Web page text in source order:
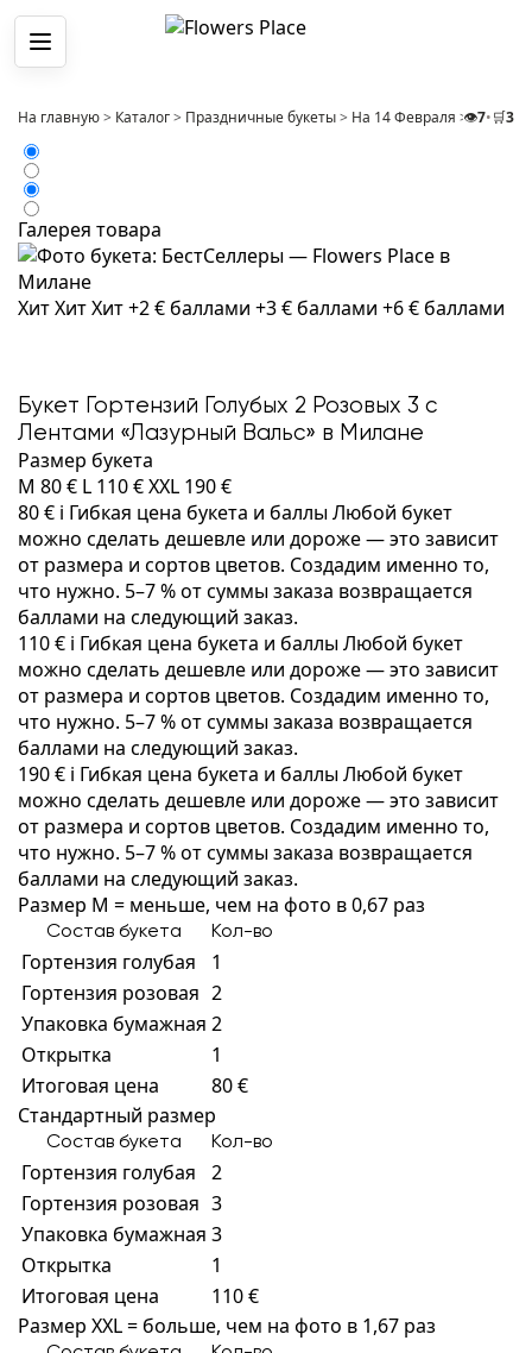
Меню
На главную> Каталог> Праздничные букеты> На 14 Февраля >Букет
👁️7•🛒3
Галерея товара
ХитХитХит+2 € баллами +3 € баллами +6 € баллами
Букет Гортензий Голубых 2 Розовых 3 с
Лентами «Лазурный Вальс» в Милане
Размер букета
M 80 € L 110 €XXL 190 €
80 € i Гибкая цена букета и баллыЛюбой букет
можно сделать дешевле или дороже — это зависит
от размера и сортов цветов. Создадим именно то,
что нужно. 5–7 % от суммы заказа возвращается
баллами на следующий заказ.
110 € i Гибкая цена букета и баллыЛюбой букет
можно сделать дешевле или дороже — это зависит
от размера и сортов цветов. Создадим именно то,
что нужно. 5–7 % от суммы заказа возвращается
баллами на следующий заказ.
190 € i Гибкая цена букета и баллыЛюбой букет
можно сделать дешевле или дороже — это зависит
от размера и сортов цветов. Создадим именно то,
что нужно. 5–7 % от суммы заказа возвращается
баллами на следующий заказ.
Размер M = меньше, чем на фото в 0,67 раз
Состав букета Кол-во
Гортензия голубая
1
Гортензия розовая 2
Упаковка бумажная 2
Открытка
1
Итоговая цена
80 €
Стандартный размер
Состав букета Кол-во
Гортензия голубая
2
Гортензия розовая 3
Упаковка бумажная 3
Открытка
1
Итоговая цена
110 €
Размер XXL = больше, чем на фото в 1,67 раз